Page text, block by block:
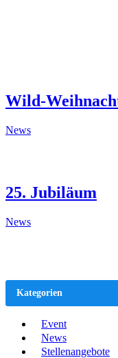
Wild-
News
25. Jubiläum
News
Kategorien
Event
News
Stellenangebote